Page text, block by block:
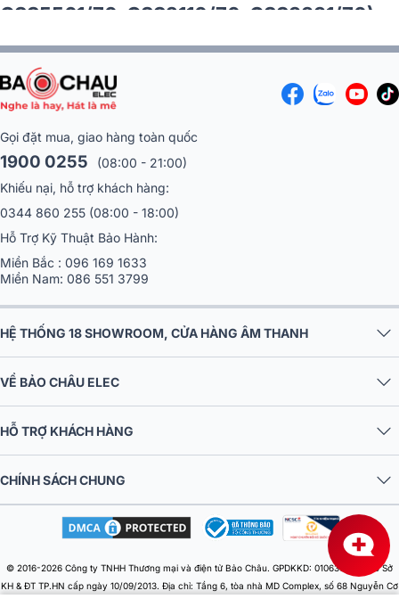
CSS5561/70, CSS2110/70, CSS3331/70)
Gọi đặt mua, giao hàng toàn quốc
1900 0255
(08:00 - 21:00)
Khiếu nại, hỗ trợ khách hàng:
0344 860 255 (08:00 - 18:00)
Hỗ Trợ Kỹ Thuật Bảo Hành:
Miền Bắc : 096 169 1633
Miền Nam: 086 551 3799
HỆ THỐNG 18 SHOWROOM, CỬA HÀNG ÂM THANH
VỀ BẢO CHÂU ELEC
HỖ TRỢ KHÁCH HÀNG
CHÍNH SÁCH CHUNG
© 2016-2026 Công ty TNHH Thương mại và điện tử Bảo Châu. GPDKKD: 0106303879 do Sở
KH & ĐT TP.HN cấp ngày 10/09/2013. Địa chỉ: Tầng 6, tòa nhà MD Complex, số 68 Nguyễn Cơ